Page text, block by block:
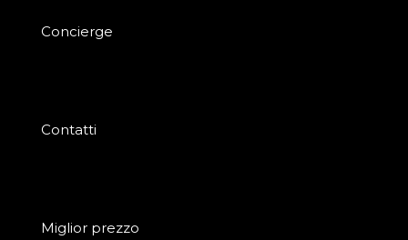
Concierge
Contatti
Miglior prezzo